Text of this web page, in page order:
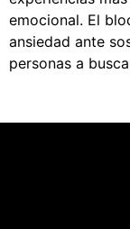
emocional. El
ansiedad ante
personas a